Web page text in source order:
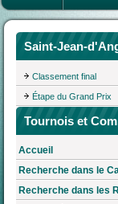
Saint-Jean-
Classement final
Étape du Grand Prix
Tournois et
Accueil
Recherche dans le
Recherche dans les